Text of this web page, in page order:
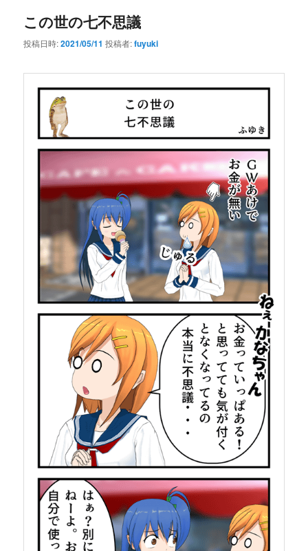
この世の七不思議
投稿日時:2021/05/11 投稿者:fuyuki